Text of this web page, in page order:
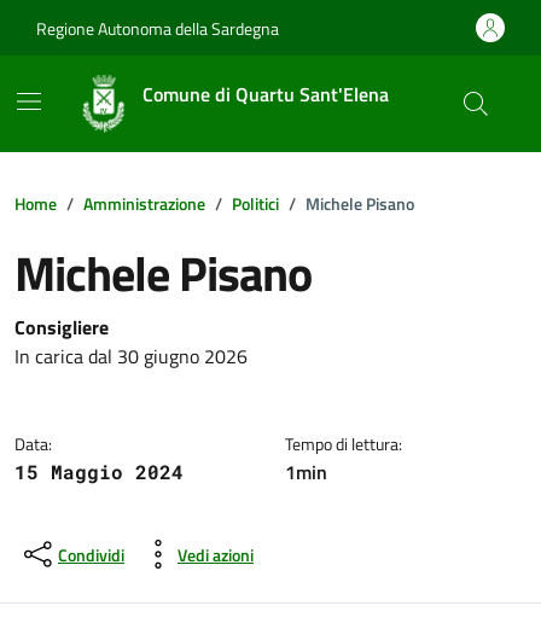
Regione Autonoma della Sardegna
Comune di Quartu Sant'Elena
Home Amministrazione Politici Michele Pisano
Michele Pisano
Dettagli della notizia
Consigliere
In carica dal 30 giugno 2026
Data:
15 Maggio 2024
Tempo di lettura:
1min
Condividi Vedi azioni